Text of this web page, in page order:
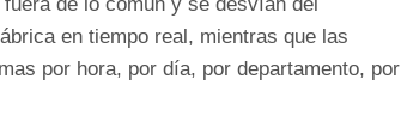
en tiempo real, mientras que las
por hora, por día, por departamento, por